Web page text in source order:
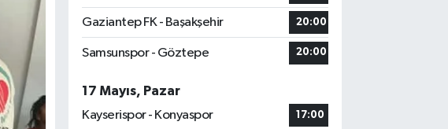
Gaziantep FK - Başakşehir 20:00
Samsunspor - Göztepe 20:00
17 Mayıs, Pazar
Kayserispor - Konyaspor
17:00